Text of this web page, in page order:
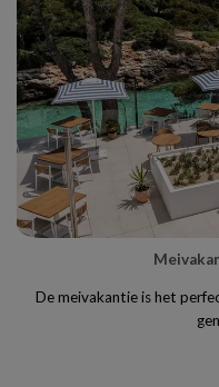
De meivakantie is het